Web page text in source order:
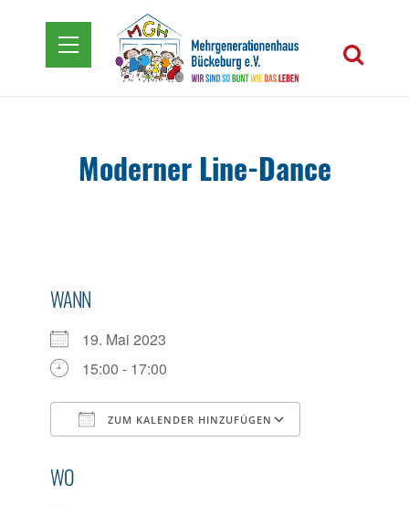
Moderner Line-Dance
WANN
19. Mai 2023
15:00 - 17:00
ZUM KALENDER HINZUFÜGEN
WO